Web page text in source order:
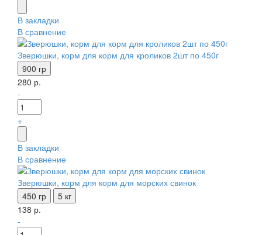
В закладки
В сравнение
Зверюшки, корм для корм для кроликов 2шт по 450г
900 гр
280 р.
-
+
В закладки
В сравнение
Зверюшки, корм для корм для морских свинок
450 гр
5 кг
138 р.
-